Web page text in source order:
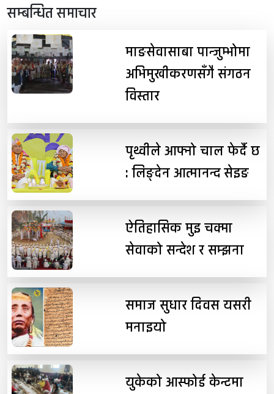
सम्बन्धित समाचार
माङसेवासाबा पान्जुम्भोमा
अभिमुखीकरणसँगै संगठन
विस्तार
पृथ्वीले आफ्नो चाल फेर्दै छ
: लिङ्देन आत्मानन्द सेइङ
ऐतिहासिक मुइ चक्मा
सेवाको सन्देश र सम्झना
समाज सुधार दिवस यसरी
मनाइयो
युकेको आस्फोर्ड केन्टमा